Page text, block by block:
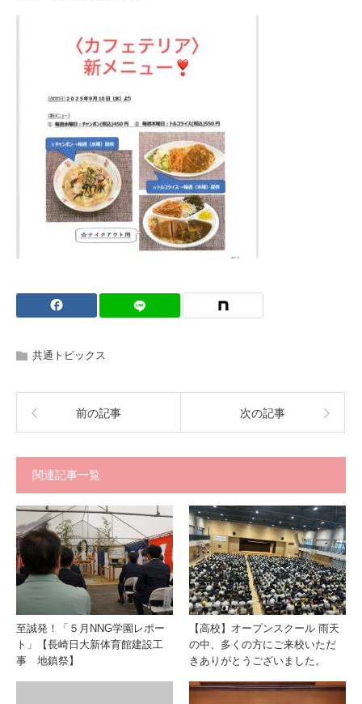
共通トピックス
前の記事 次の記事
関連記事一覧
至誠発！「５月NNG学園レポー
ト」【長崎日大新体育館建設工
事 地鎮祭】
【高校】オープンスクール 雨天
の中、多くの方にご来校いただ
きありがとうございました。